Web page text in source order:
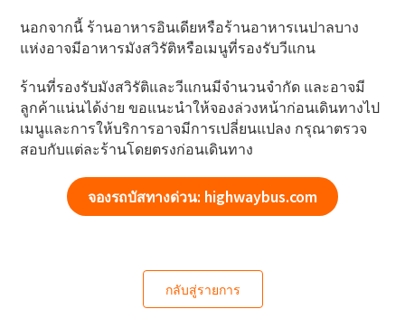
นอกจากนี้ ร้านอาหารอินเดียหรือร้านอาหารเนปาลบาง
แห่งอาจมีอาหารมังสวิรัติหรือเมนูที่รองรับวีแกน
ร้านที่รองรับมังสวิรัติและวีแกนมีจำนวนจำกัด และอาจมี
ลูกค้าแน่นได้ง่าย ขอแนะนำให้จองล่วงหน้าก่อนเดินทางไป
เมนูและการให้บริการอาจมีการเปลี่ยนแปลง กรุณาตรวจ
สอบกับแต่ละร้านโดยตรงก่อนเดินทาง
จองรถบัสทางด่วน: highwaybus.com
กลับสู่รายการ